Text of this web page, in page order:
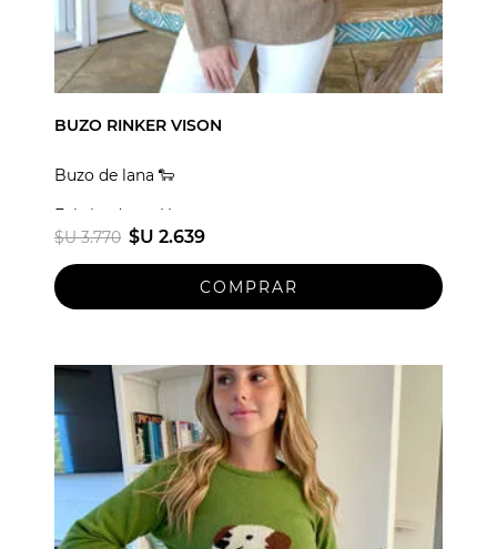
BUZO RINKER VISON
Buzo de lana 🐑
Fabricado en Uruguay
$U 3.770 $U 2.639